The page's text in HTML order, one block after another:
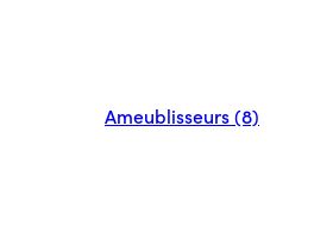
Ameublisseurs (8)